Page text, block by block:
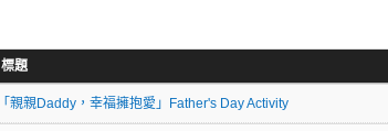
標題
「親親Daddy，幸福擁抱愛」Father's Day Activity